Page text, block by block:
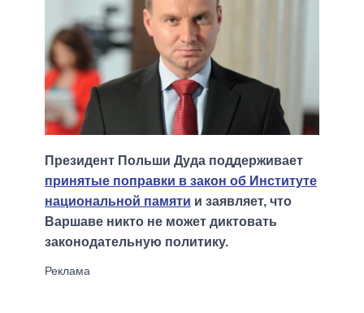
Президент Польши Дуда поддерживает
принятые поправки в закон об Институте
национальной памяти и заявляет, что
Варшаве никто не может диктовать
законодательную политику.